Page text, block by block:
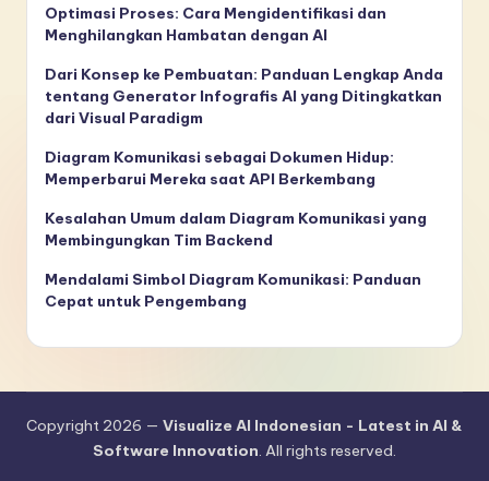
Optimasi Proses: Cara Mengidentifikasi dan
Menghilangkan Hambatan dengan AI
Dari Konsep ke Pembuatan: Panduan Lengkap Anda
tentang Generator Infografis AI yang Ditingkatkan
dari Visual Paradigm
Diagram Komunikasi sebagai Dokumen Hidup:
Memperbarui Mereka saat API Berkembang
Kesalahan Umum dalam Diagram Komunikasi yang
Membingungkan Tim Backend
Mendalami Simbol Diagram Komunikasi: Panduan
Cepat untuk Pengembang
Copyright 2026 — Visualize AI Indonesian - Latest in AI &
Software Innovation. All rights reserved.